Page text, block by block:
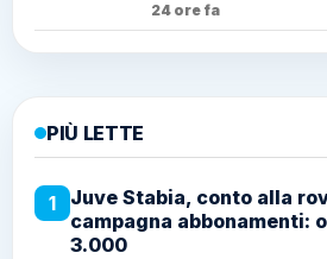
24 ore fa
PIÙ LETTE
1
Juve Stabia, conto alla
campagna abbonamenti:
3.000